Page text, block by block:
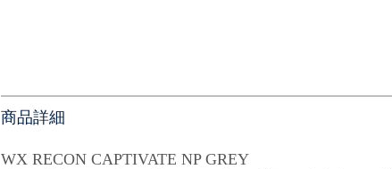
商品詳細
WX RECON CAPTIVATE NP GREY